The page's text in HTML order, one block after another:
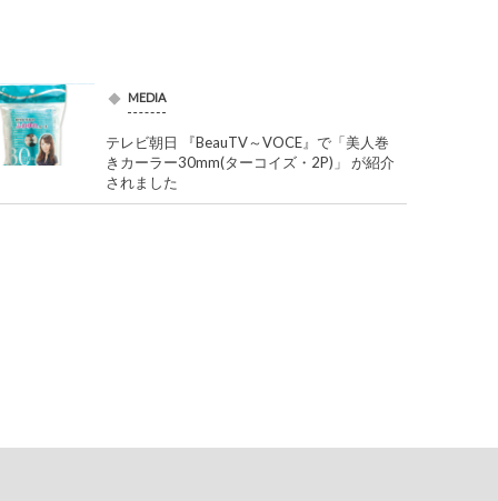
MEDIA
テレビ朝日 『BeauTV～VOCE』で「美人巻
きカーラー30mm(ターコイズ・2P)」 が紹介
されました